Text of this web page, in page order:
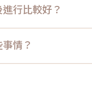
行比較好？
情？